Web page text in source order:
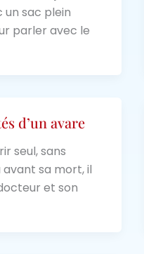
un sac plein
parler avec le
d’un avare
seul, sans
avant sa mort, il
et son